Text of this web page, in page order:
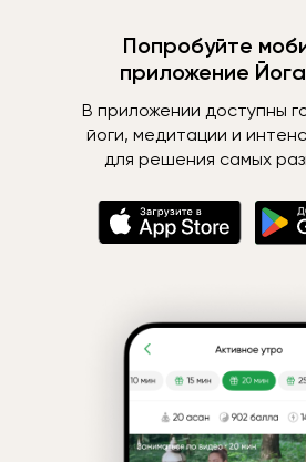
Попробуйте
приложение
В приложении доступны
йоги, медитации и
для решения самых